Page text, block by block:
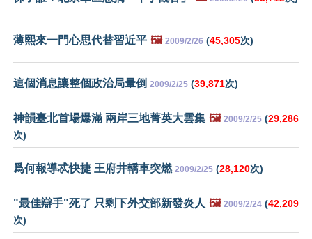
薄熙來一門心思代替習近平 🖼️ 2009/2/26 (45,305次)
這個消息讓整個政治局暈倒 2009/2/25 (39,871次)
神韻臺北首場爆滿 兩岸三地菁英大雲集 🖼️ 2009/2/25 (29,286
次)
爲何報導忒快捷 王府井轎車突燃 2009/2/25 (28,120次)
"最佳辯手"死了 只剩下外交部新發炎人 🖼️ 2009/2/24 (42,209
次)